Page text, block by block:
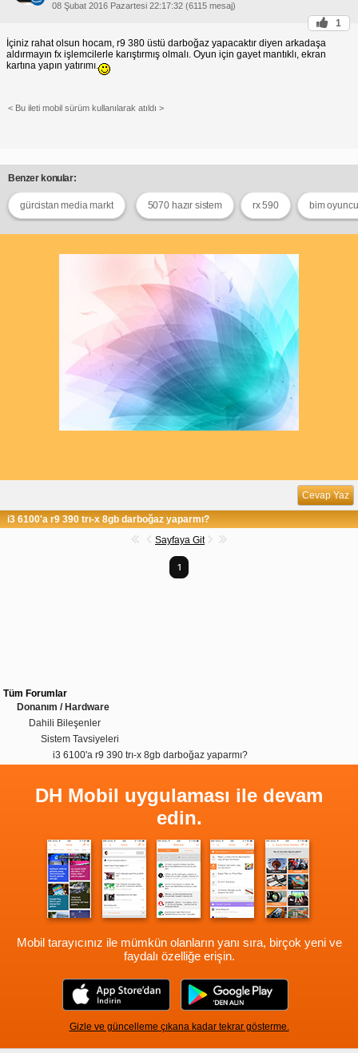
08 Şubat 2016 Pazartesi 22:17:32 (6115 mesaj)
1
İçiniz rahat olsun hocam, r9 380 üstü darboğaz yapacaktır diyen arkadaşa
aldırmayın fx işlemcilerle karıştırmış olmalı. Oyun için gayet mantıklı, ekran
kartına yapın yatırımı.
< Bu ileti mobil sürüm kullanılarak atıldı >
Benzer konular:
gürcistan media markt 5070 hazır sistem rx 590 bim
Cevap Yaz
i3 6100'a r9 390 trı-x 8gb darboğaz yaparmı?
Sayfaya Git
1
Tüm Forumlar
Donanım / Hardware
Dahili Bileşenler
Sistem Tavsiyeleri
i3 6100'a r9 390 trı-x 8gb darboğaz yaparmı?
DH Mobil uygulaması ile devam
edin.
Mobil tarayıcınız ile mümkün olanların yanı sıra, birçok yeni ve
faydalı özelliğe erişin.
Gizle ve güncelleme çıkana kadar tekrar gösterme.